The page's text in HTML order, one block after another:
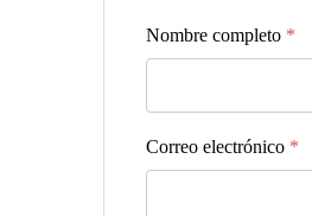
Nombre completo *
Correo electrónico *